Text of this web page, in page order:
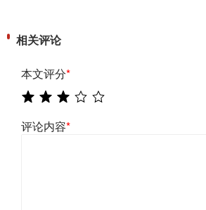
相关评论
本文评分*
评论内容*